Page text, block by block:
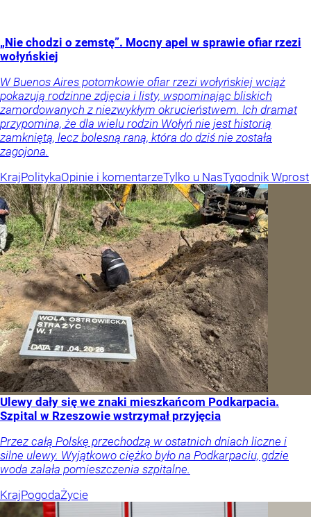
„Nie chodzi o zemstę”. Mocny apel w sprawie ofiar rzezi
wołyńskiej
W Buenos Aires potomkowie ofiar rzezi wołyńskiej wciąż
pokazują rodzinne zdjęcia i listy, wspominając bliskich
zamordowanych z niezwykłym okrucieństwem. Ich dramat
przypomina, że dla wielu rodzin Wołyń nie jest historią
zamkniętą, lecz bolesną raną, która do dziś nie została
zagojona.
KrajPolitykaOpinie i komentarzeTylko u NasTygodnik Wprost
Ulewy dały się we znaki mieszkańcom Podkarpacia.
Szpital w Rzeszowie wstrzymał przyjęcia
Przez całą Polskę przechodzą w ostatnich dniach liczne i
silne ulewy. Wyjątkowo ciężko było na Podkarpaciu, gdzie
woda zalała pomieszczenia szpitalne.
KrajPogodaŻycie